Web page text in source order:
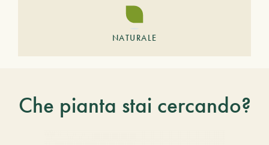
NATURALE
Che pianta stai cercando?